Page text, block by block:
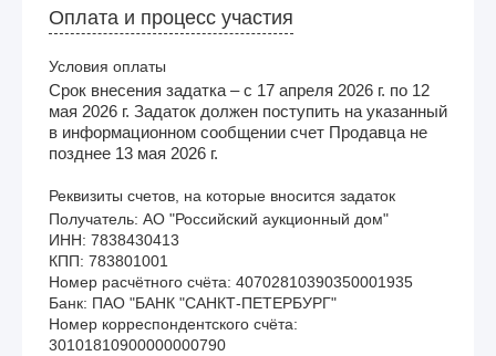
Оплата и процесс участия
Условия оплаты
Срок внесения задатка – с 17 апреля 2026 г. по 12
мая 2026 г. Задаток должен поступить на указанный
в информационном сообщении счет Продавца не
позднее 13 мая 2026 г.
Реквизиты счетов, на которые вносится задаток
Получатель: АО "Российский аукционный дом"
ИНН: 7838430413
КПП: 783801001
Номер расчётного счёта: 40702810390350001935
Банк: ПАО "БАНК "САНКТ-ПЕТЕРБУРГ"
Номер корреспондентского счёта:
30101810900000000790